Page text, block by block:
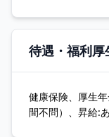
待遇・福利厚
健康保険、厚生
間不問）、昇給: